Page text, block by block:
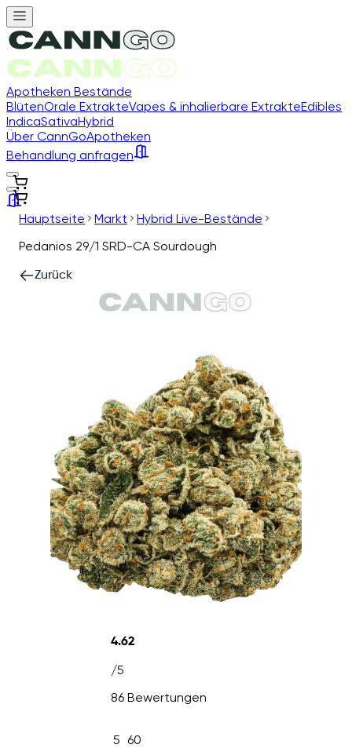
Apotheken Bestände
BlütenOrale ExtrakteVapes & inhalierbare ExtrakteEdibles
IndicaSativaHybrid
Über CannGoApotheken
Behandlung anfragen
Hauptseite Markt
Hybrid Live-Bestände
Pedanios 29/1 SRD-CA Sourdough
Zurück
4.62
/5
86 Bewertungen
5 60